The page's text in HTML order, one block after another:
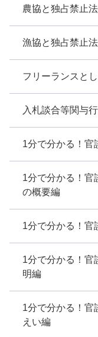
農協と独占禁止法
漁協と独占禁止法
フリーランスと
入札談合等関与
1分で分かる！
1分で分かる！
の概要編
1分で分かる！
1分で分かる！
明編
1分で分かる！
えい編